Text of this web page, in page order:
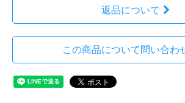
返品について
この商品について問い合わ